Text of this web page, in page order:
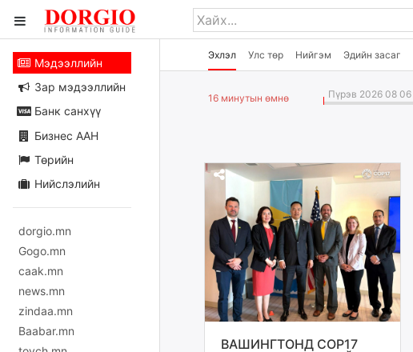
Эхлэл Улс төр Нийгэм Эдийн засаг
Мэдээллийн
Зар мэдээллийн
Банк санхүү
Бизнес ААН
Төрийн
Нийслэлийн
dorgio.mn
Gogo.mn
caak.mn
news.mn
zindaa.mn
Baabar.mn
16 минутын өмнө Пүрэв 2026 08 06
ВАШИНГТОНД COP17